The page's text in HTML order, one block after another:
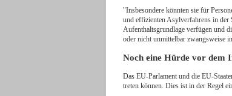
"Insbesondere könnten sie für
und effizienten Asylverfahrens in der
Aufenthaltsgrundlage verfügen und
oder nicht unmittelbar zwangsweise
Noch eine Hürde vor dem
Das EU-Parlament und die EU-
treten können. Dies ist in der Regel